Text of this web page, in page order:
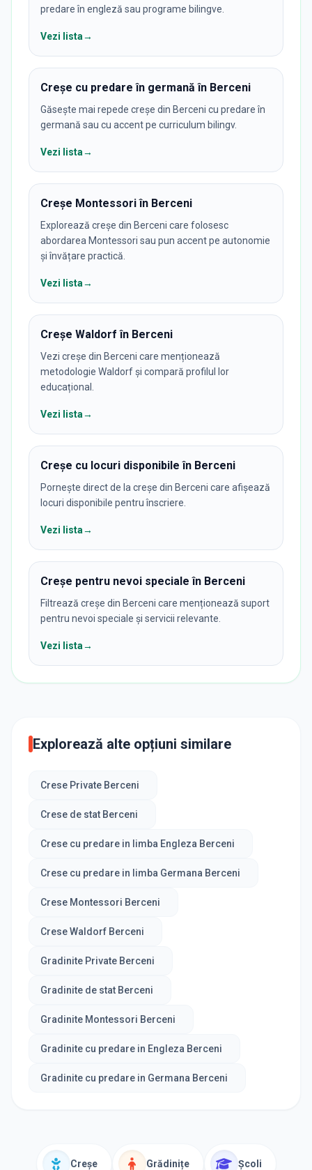
predare în engleză sau programe bilingve.
Vezi lista→
Creșe cu predare în germană în Berceni
Găsește mai repede creșe din Berceni cu predare în
germană sau cu accent pe curriculum bilingv.
Vezi lista→
Creșe Montessori în Berceni
Explorează creșe din Berceni care folosesc
abordarea Montessori sau pun accent pe autonomie
și învățare practică.
Vezi lista→
Creșe Waldorf în Berceni
Vezi creșe din Berceni care menționează
metodologie Waldorf și compară profilul lor
educațional.
Vezi lista→
Creșe cu locuri disponibile în Berceni
Pornește direct de la creșe din Berceni care afișează
locuri disponibile pentru înscriere.
Vezi lista→
Creșe pentru nevoi speciale în Berceni
Filtrează creșe din Berceni care menționează suport
pentru nevoi speciale și servicii relevante.
Vezi lista→
Explorează alte opțiuni similare
Crese Private Berceni
Crese de stat Berceni
Crese cu predare in limba Engleza Berceni
Crese cu predare in limba Germana Berceni
Crese Montessori Berceni
Crese Waldorf Berceni
Gradinite Private Berceni
Gradinite de stat Berceni
Gradinite Montessori Berceni
Gradinite cu predare in Engleza Berceni
Gradinite cu predare in Germana Berceni
Creșe Grădinițe Școli